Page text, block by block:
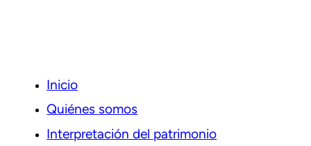
Inicio
Quiénes somos
Interpretación del patrimonio